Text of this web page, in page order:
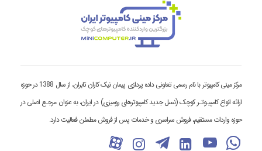
مرکز مینی کامپیوتر با نام رسمی تعاونی داده پردازی پیمان نیک کاران تابران، از سال 1388 در حوزه
ارائه انواع کامپیـوتـر کوچک (نسل جدید کامپیوترهای رومیزی) در ایران، به عنوان مرجـع اصلی در
حوزه واردات مستقیم، فروش سراسری و خدمات پس از فروش مطمئن فعالیت دارد.